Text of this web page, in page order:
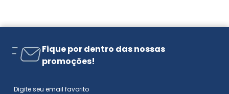
Fique por dentro das nossas
promoções!